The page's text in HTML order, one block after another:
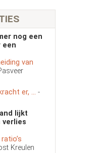
nog een
een
van
er, ... -
lijkt
verlies
Kreulen